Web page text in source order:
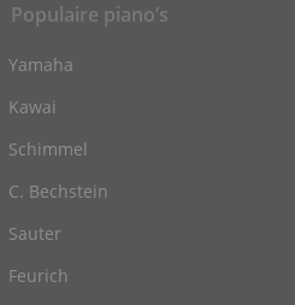
Populaire piano’s
Yamaha
Kawai
Schimmel
C. Bechstein
Sauter
Feurich